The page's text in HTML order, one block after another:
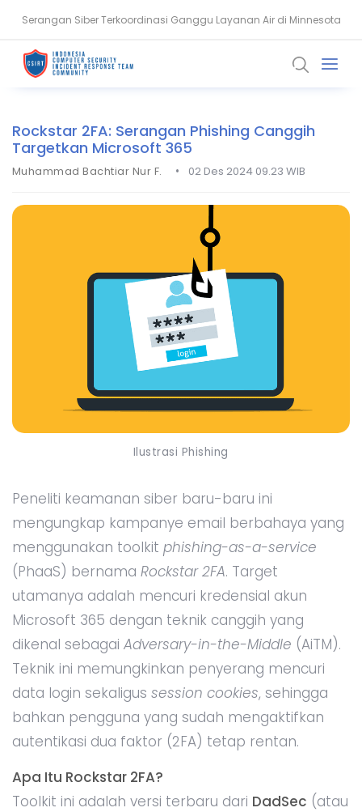
Serangan Siber Terkoordinasi Ganggu Layanan Air di Minnesota
Ransomware Meningkat, Pakar Telkom Minta Zero Trust Diperkuat
Rockstar 2FA: Serangan Phishing Canggih
Targetkan Microsoft 365
Muhammad Bachtiar Nur F. • 02 Des 2024 09.23 WIB
Ilustrasi Phishing
Peneliti keamanan siber baru-baru ini
mengungkap kampanye email berbahaya yang
menggunakan toolkit phishing-as-a-service
(PhaaS) bernama Rockstar 2FA. Target
utamanya adalah mencuri kredensial akun
Microsoft 365 dengan teknik canggih yang
dikenal sebagai Adversary-in-the-Middle (AiTM).
Teknik ini memungkinkan penyerang mencuri
data login sekaligus session cookies, sehingga
bahkan pengguna yang sudah mengaktifkan
autentikasi dua faktor (2FA) tetap rentan.
Apa Itu Rockstar 2FA?
Toolkit ini adalah versi terbaru dari DadSec (atau